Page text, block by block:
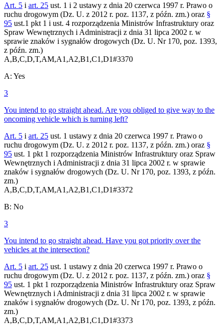
Art. 5 i art. 25 ust. 1 i 2 ustawy z dnia 20 czerwca 1997 r. Prawo o
ruchu drogowym (Dz. U. z 2012 r. poz. 1137, z późn. zm.) oraz §
95 ust.1 pkt 1 i ust. 4 rozporządzenia Ministrów Infrastruktury oraz
Spraw Wewnętrznych i Administracji z dnia 31 lipca 2002 r. w
sprawie znaków i sygnałów drogowych (Dz. U. Nr 170, poz. 1393,
z późn. zm.)
A,B,C,D,T,AM,A1,A2,B1,C1,D1#3370
A: Yes
3
You intend to go straight ahead. Are you obliged to give way to the
oncoming vehicle which is turning left?
Art. 5 i art. 25 ust. 1 ustawy z dnia 20 czerwca 1997 r. Prawo o
ruchu drogowym (Dz. U. z 2012 r. poz. 1137, z późn. zm.) oraz §
95 ust. 1 pkt 1 rozporządzenia Ministrów Infrastruktury oraz Spraw
Wewnętrznych i Administracji z dnia 31 lipca 2002 r. w sprawie
znaków i sygnałów drogowych (Dz. U. Nr 170, poz. 1393, z późn.
zm.)
A,B,C,D,T,AM,A1,A2,B1,C1,D1#3372
B: No
3
You intend to go straight ahead. Have you got priority over the
vehicles at the intersection?
Art. 5 i art. 25 ust. 1 ustawy z dnia 20 czerwca 1997 r. Prawo o
ruchu drogowym (Dz. U. z 2012 r. poz. 1137, z późn. zm.) oraz §
95 ust. 1 pkt 1 rozporządzenia Ministrów Infrastruktury oraz Spraw
Wewnętrznych i Administracji z dnia 31 lipca 2002 r. w sprawie
znaków i sygnałów drogowych (Dz. U. Nr 170, poz. 1393, z późn.
zm.)
A,B,C,D,T,AM,A1,A2,B1,C1,D1#3373